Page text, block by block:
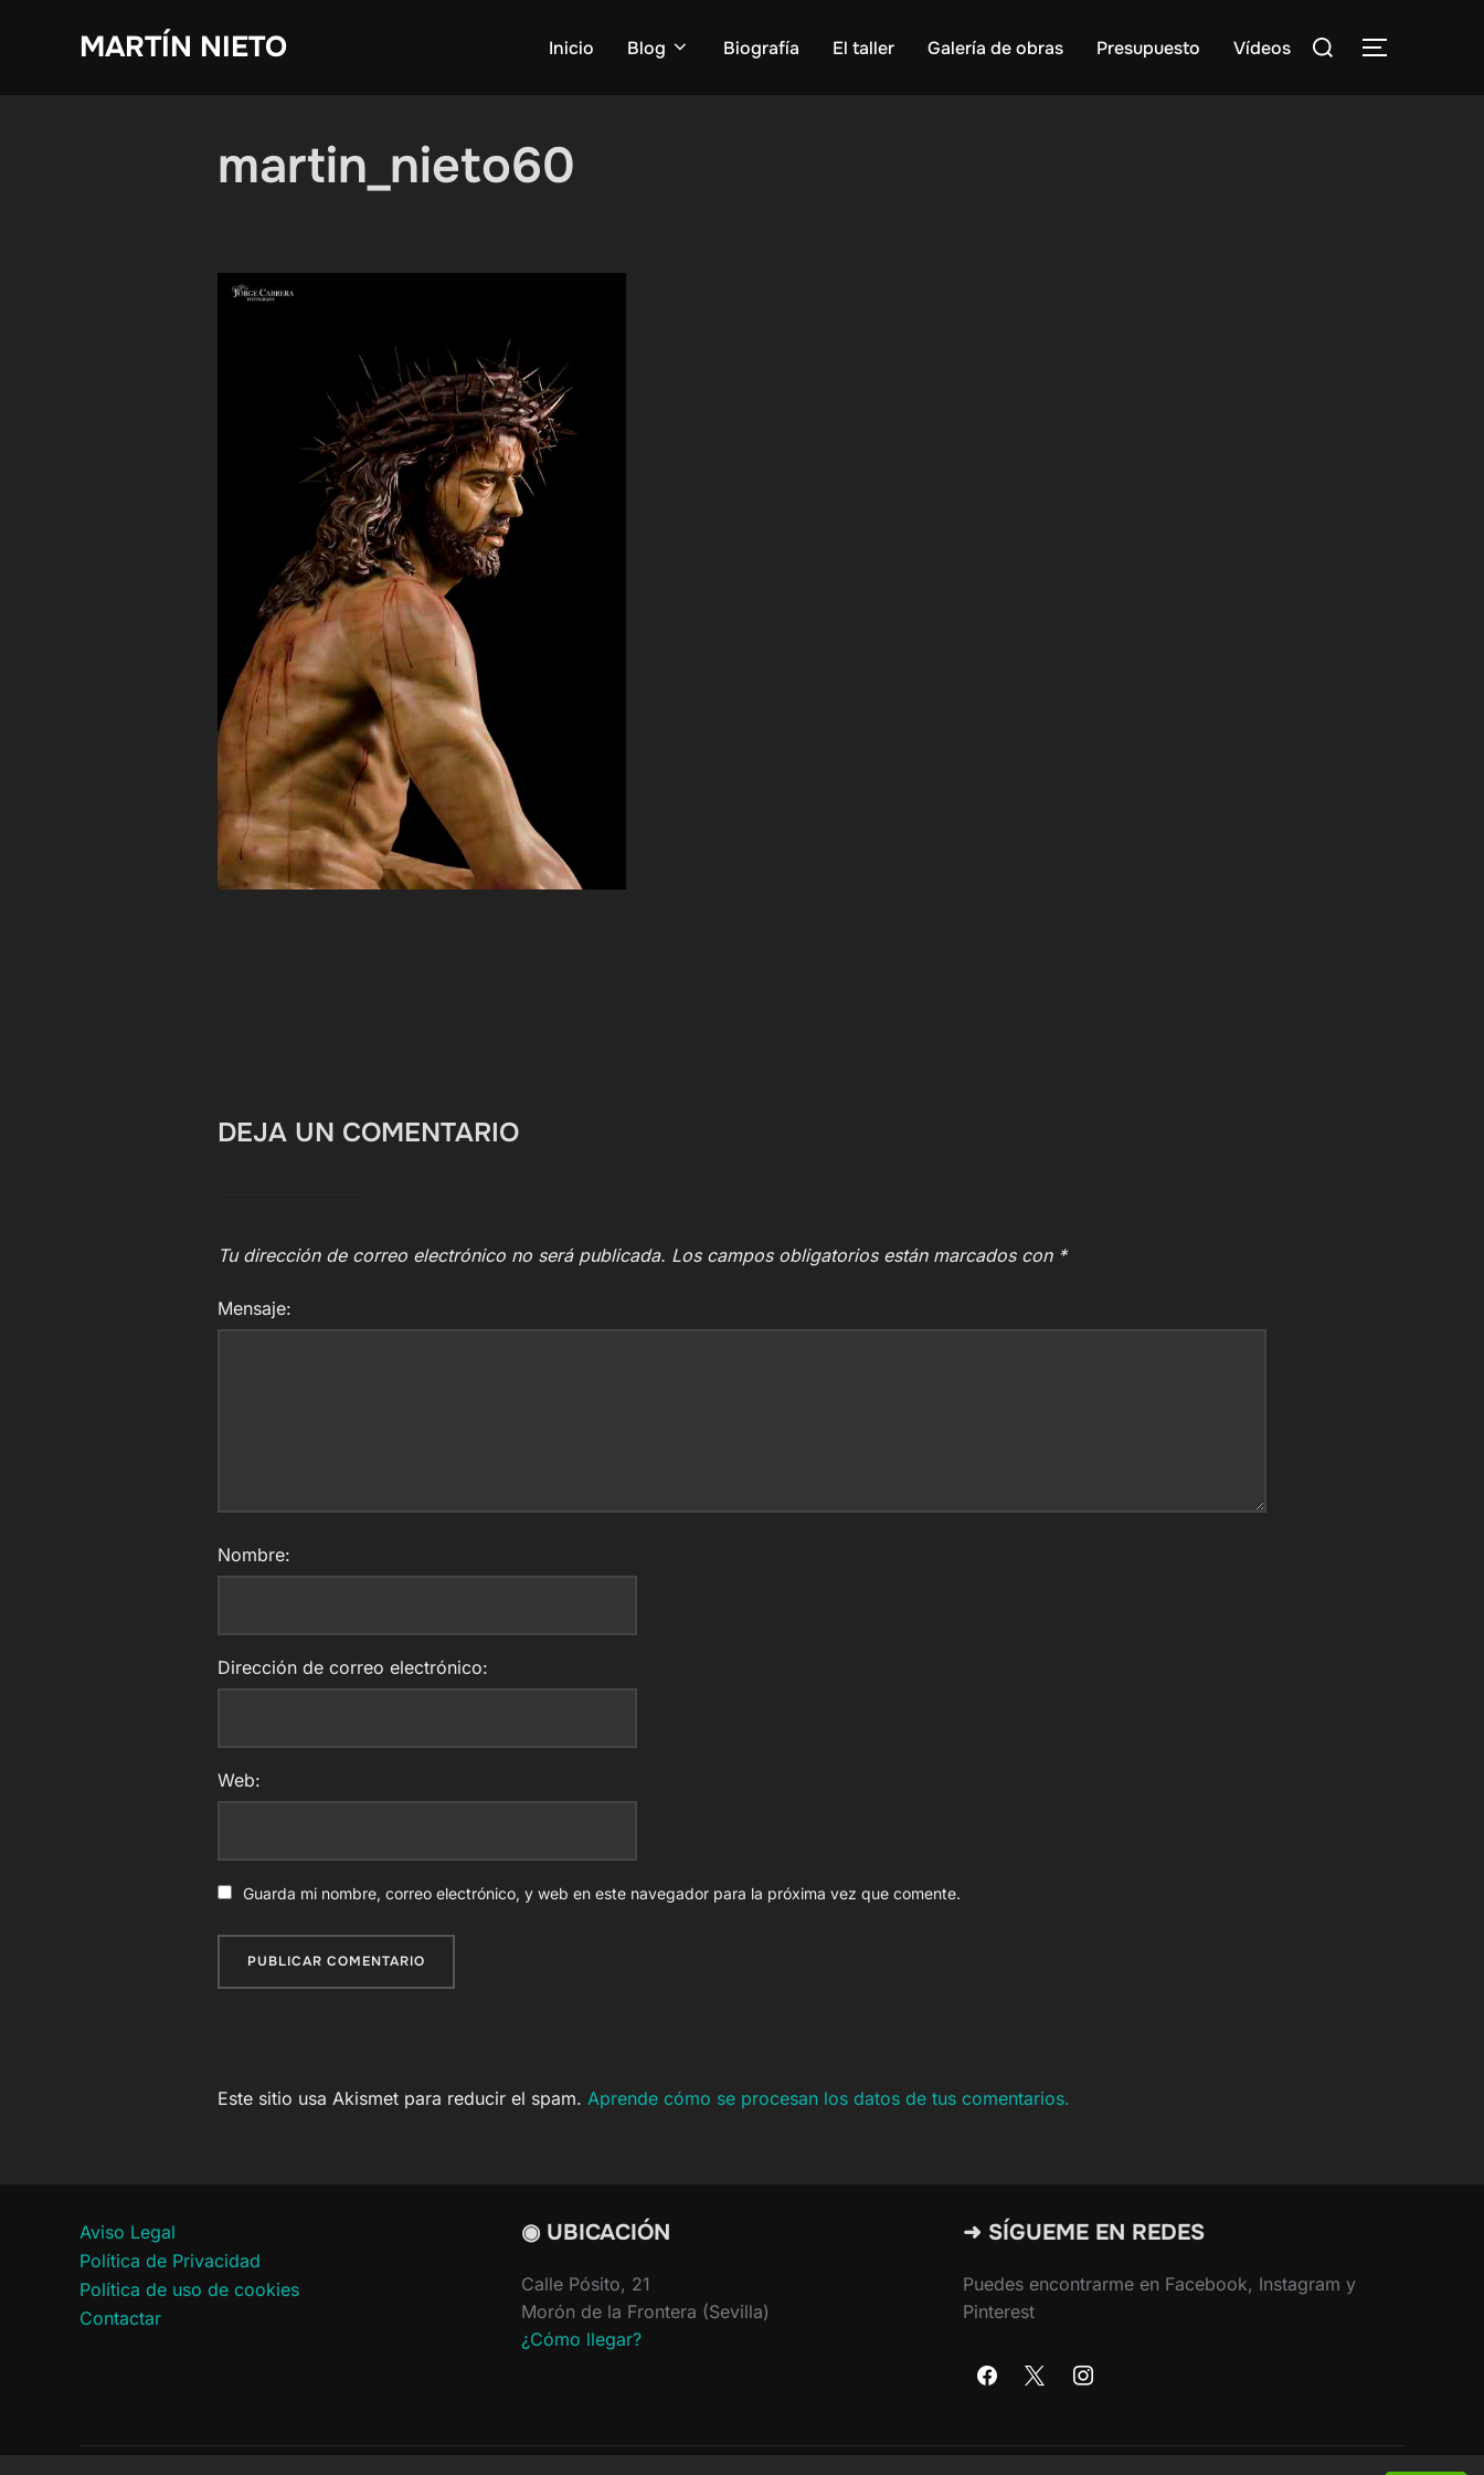
MARTÍN NIETO Inicio Blog Biografía El taller Galería de obras Presupuesto Vídeos
Buscar:
martin_nieto60
DEJA UN COMENTARIO
Tu dirección de correo electrónico no será publicada. Los campos obligatorios están marcados con *
Mensaje:
Nombre:
Dirección de correo electrónico:
Web:
Guarda mi nombre, correo electrónico, y web en este navegador para la próxima vez que comente.
Este sitio usa Akismet para reducir el spam. Aprende cómo se procesan los datos de tus comentarios.
Aviso Legal
Política de Privacidad
Política de uso de cookies
Contactar
◉ UBICACIÓN
Calle Pósito, 21
Morón de la Frontera (Sevilla)
¿Cómo llegar?
➜ SÍGUEME EN REDES
Puedes encontrarme en Facebook, Instagram y
Pinterest